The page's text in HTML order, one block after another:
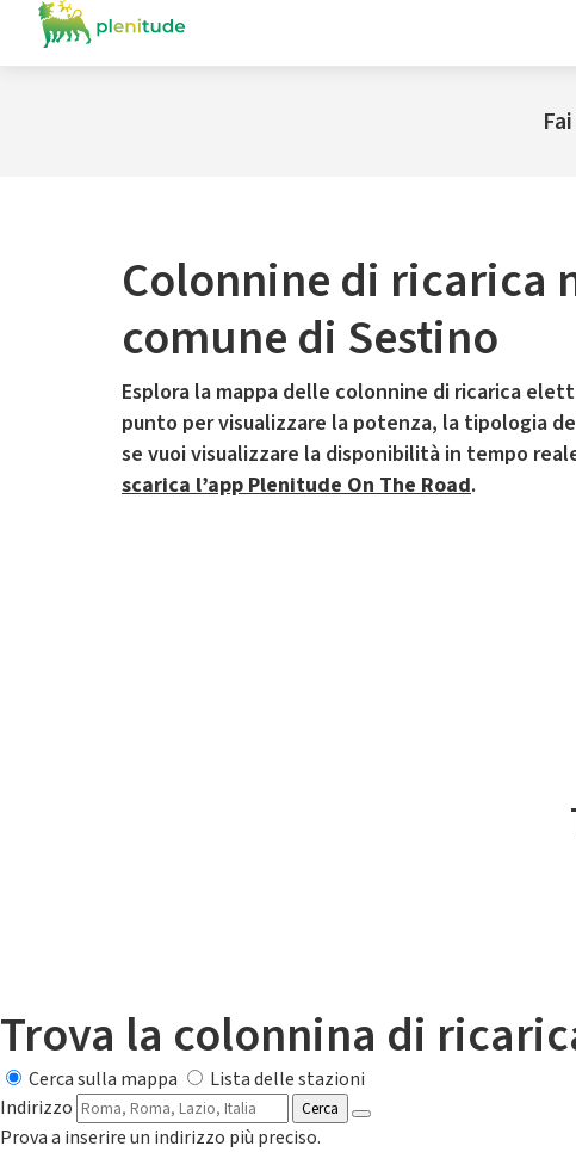
Colonnine di ricarica
comune di Sestino
Esplora la mappa delle colonnine di ricarica
punto per visualizzare la potenza, la tipologia
se vuoi visualizzare la disponibilità in tempo
scarica l’app Plenitude On The Road.
Il
Trova la colonnina di
Cerca sulla mappa
Lista delle stazioni
Indirizzo
Cerca
Prova a inserire un indirizzo più preciso.